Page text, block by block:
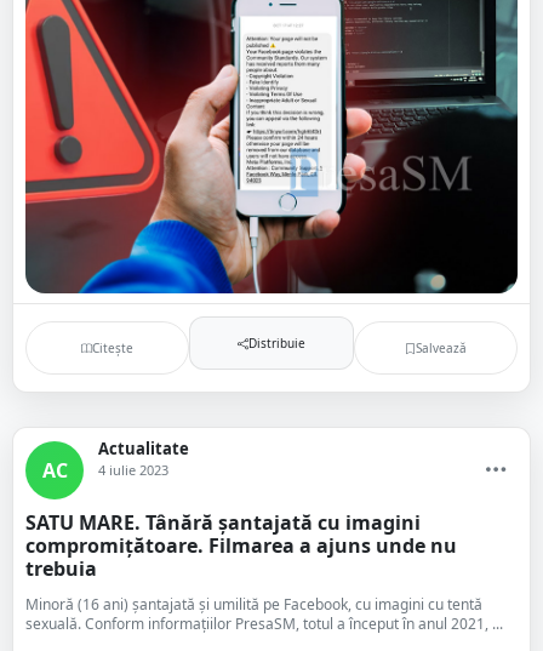
Citește Distribuie Salvează
AC
Actualitate
4 iulie 2023
SATU MARE. Tânără șantajată cu imagini
compromițătoare. Filmarea a ajuns unde nu
trebuia
Minoră (16 ani) șantajată și umilită pe Facebook, cu imagini cu tentă
sexuală. Conform informațiilor PresaSM, totul a început în anul 2021, ...